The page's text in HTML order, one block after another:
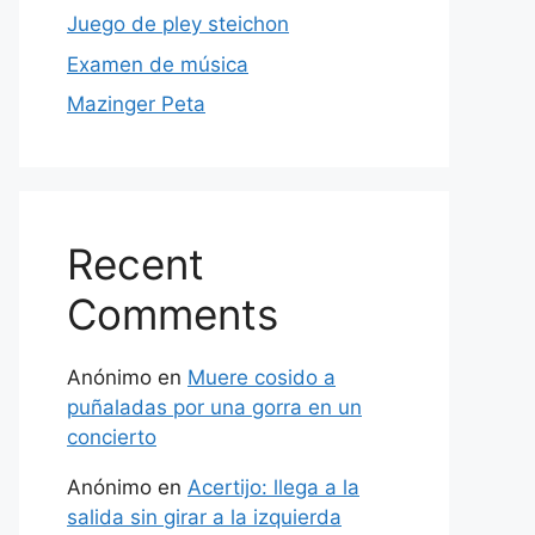
Juego de pley steichon
Examen de música
Mazinger Peta
Recent
Comments
Anónimo en Muere cosido a
puñaladas por una gorra en un
concierto
Anónimo en Acertijo: llega a la
salida sin girar a la izquierda